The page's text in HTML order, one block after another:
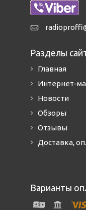
Разделы
Главная
Интернет-
Новости
Обзоры
Отзывы
Доставка,
Варианты